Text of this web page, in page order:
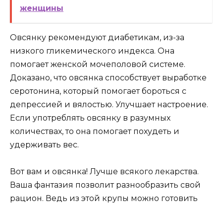
женщины
Овсянку рекомендуют диабетикам, из-за
низкого гликемического индекса. Она
помогает женской мочеполовой системе.
Доказано, что овсянка способствует выработке
серотонина, который помогает бороться с
депрессией и вялостью. Улучшает настроение.
Если употреблять овсянку в разумных
количествах, то она помогает похудеть и
удерживать вес.
Вот вам и овсянка! Лучше всякого лекарства.
Ваша фантазия позволит разнообразить свой
рацион. Ведь из этой крупы можно готовить